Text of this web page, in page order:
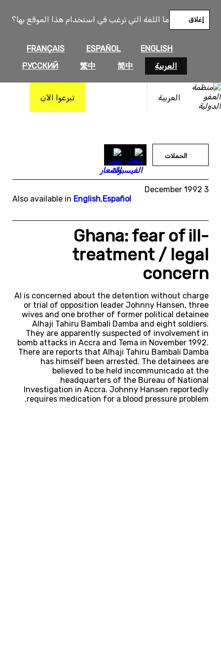
ما اللغة التي ترغب في استخدام هذا الموقع بها؟
ENGLISH
ESPAÑOL
FRANÇAIS
العربية
简中
繁中
РУССКИЙ
إغلاق
العربية تبرعوا الآن
المحتوى
الحملات
3 December 1992
Also available in English,Español
Ghana: fear of ill-
treatment / legal
concern
AI is concerned about the detention without charge
or trial of opposition leader Johnny Hansen, three
wives and one brother of former political detainee
Alhaji Tahiru Bambali Damba and eight soldiers.
They are apparently suspected of involvement in
bomb attacks in Accra and Tema in November 1992.
There are reports that Alhaji Tahiru Bambali Damba
has himself been arrested. The detainees are
believed to be held incommunicado at the
headquarters of the Bureau of National
Investigation in Accra. Johnny Hansen reportedly
requires medication for a blood pressure problem.